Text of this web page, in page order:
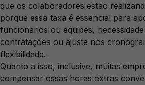
que os colaboradores estão
porque essa taxa é essencial para
funcionários ou equipes,
contratações ou ajuste nos
flexibilidade.
Quanto a isso, inclusive, muitas
compensar essas horas extras